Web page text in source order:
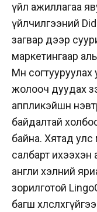
үйл ажиллагаа
үйлчилгээний
загвар дээр
маркетингаар
Мөн
жолооч дуудах
аппликэйшн
байдалтай
байна. Хятад
салбарт
англи хэлний
зорилготой
багш